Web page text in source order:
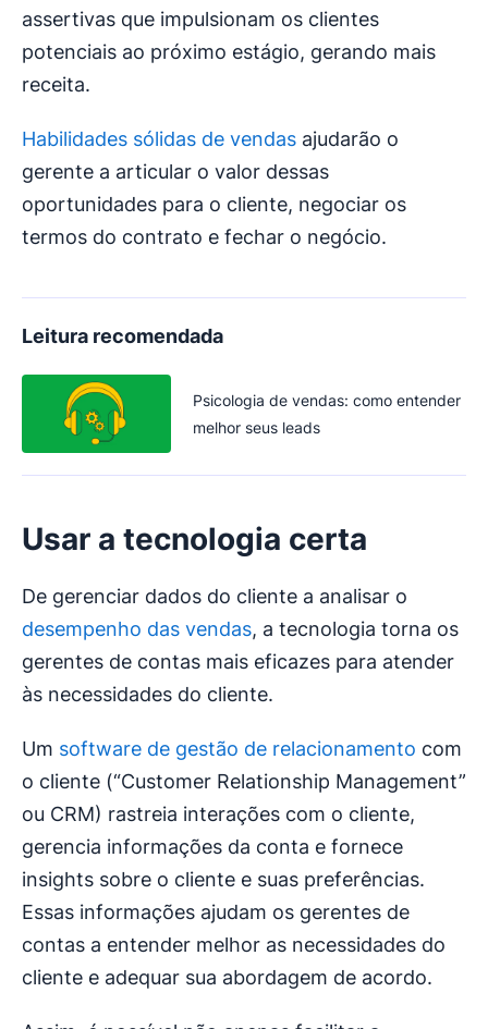
assertivas que impulsionam os clientes
potenciais ao próximo estágio, gerando mais
receita.
Habilidades sólidas de vendas ajudarão o
gerente a articular o valor dessas
oportunidades para o cliente, negociar os
termos do contrato e fechar o negócio.
Leitura recomendada
Psicologia de vendas: como entender
melhor seus leads
Usar a tecnologia certa
De gerenciar dados do cliente a analisar o
desempenho das vendas, a tecnologia torna os
gerentes de contas mais eficazes para atender
às necessidades do cliente.
Um software de gestão de relacionamento com
o cliente (“Customer Relationship Management”
ou CRM) rastreia interações com o cliente,
gerencia informações da conta e fornece
insights sobre o cliente e suas preferências.
Essas informações ajudam os gerentes de
contas a entender melhor as necessidades do
cliente e adequar sua abordagem de acordo.